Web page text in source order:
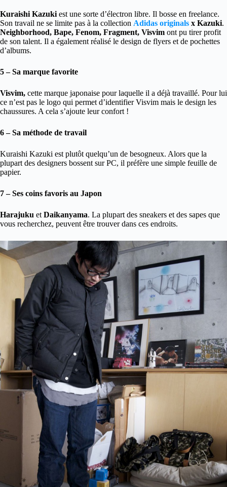
Kuraishi Kazuki est une sorte d’électron libre. Il bosse en freelance.
Son travail ne se limite pas à la collection Adidas originals x Kazuki.
Neighborhood, Bape, Fenom, Fragment, Visvim ont pu tirer profit
de son talent. Il a également réalisé le design de flyers et de pochettes
d’albums.
5 – Sa marque favorite
Visvim, cette marque japonaise pour laquelle il a déjà travaillé. Pour lui
ce n’est pas le logo qui permet d’identifier Visvim mais le design les
chaussures. A cela s’ajoute leur confort !
6 – Sa méthode de travail
Kuraishi Kazuki est plutôt quelqu’un de besogneux. Alors que la
plupart des designers bossent sur PC, il préfère une simple feuille de
papier.
7 – Ses coins favoris au Japon
Harajuku et Daikanyama. La plupart des sneakers et des sapes que
vous recherchez, peuvent être trouver dans ces endroits.